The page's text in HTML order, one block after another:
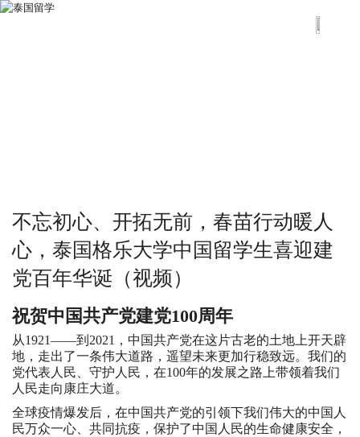
不忘初心、开拓无前，春苗行动暖人
心，泰国格乐大学中国留学生喜迎建
党百年华诞（视频）
祝贺中国共产党建党100周年
从1921——到2021，中国共产党在这片古老的土地上开天辟
地，走出了一条伟大道路，遥望未来更加行稳致远。我们的
党代表人民、守护人民，在100年的发展之路上带领着我们
人民走向康庄大道。
全球疫情爆发后，在中国共产党的引领下我们伟大的中国人
民万众一心、共同抗疫，保护了中国人民的生命健康安全，